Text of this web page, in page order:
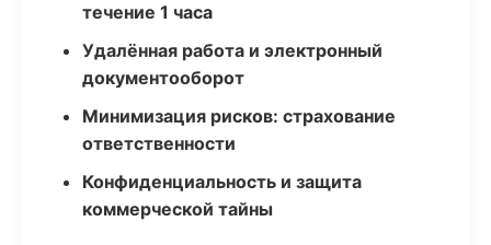
течение 1 часа
Удалённая работа и электронный
документооборот
Минимизация рисков: страхование
ответственности
Конфиденциальность и защита
коммерческой тайны